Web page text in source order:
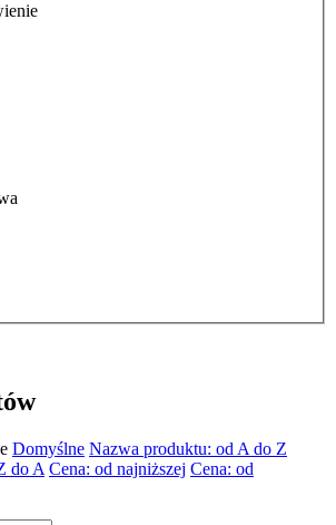
Domyślne Nazwa produktu: od A do Z
do A Cena: od najniższej Cena: od